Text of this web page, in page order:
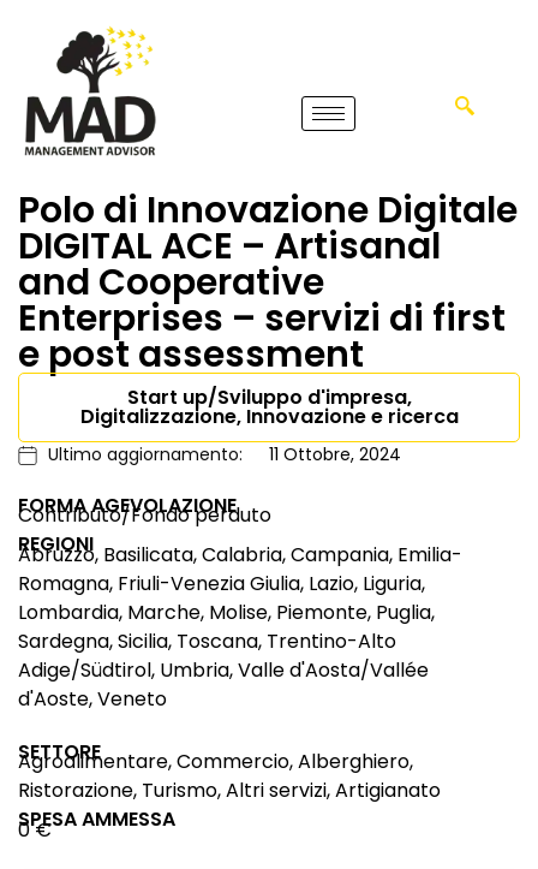
Polo di Innovazione Digitale
DIGITAL ACE – Artisanal
and Cooperative
Enterprises – servizi di first
e post assessment
Start up/Sviluppo d'impresa,
Digitalizzazione, Innovazione e ricerca
Ultimo aggiornamento: 11 Ottobre, 2024
FORMA AGEVOLAZIONE
Contributo/Fondo perduto
REGIONI
Abruzzo, Basilicata, Calabria, Campania, Emilia-
Romagna, Friuli-Venezia Giulia, Lazio, Liguria,
Lombardia, Marche, Molise, Piemonte, Puglia,
Sardegna, Sicilia, Toscana, Trentino-Alto
Adige/Südtirol, Umbria, Valle d'Aosta/Vallée
d'Aoste, Veneto
SETTORE
Agroalimentare, Commercio, Alberghiero,
Ristorazione, Turismo, Altri servizi, Artigianato
SPESA AMMESSA
0 €